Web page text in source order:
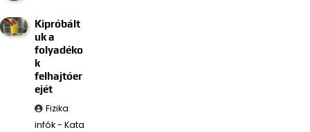
Kipróbált
uk a
folyadéko
k
felhajtóer
ejét
Fizika
infók - Kata